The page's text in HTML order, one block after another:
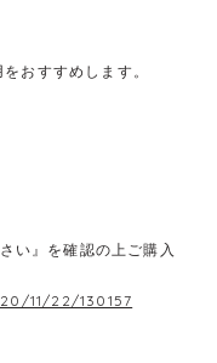
おすすめします。
い』を確認の上ご購入
11/22/130157